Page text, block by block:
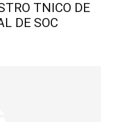
TNICO DE
DE SOC